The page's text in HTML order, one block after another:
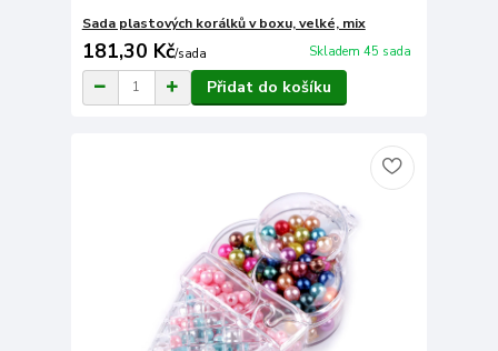
Sada plastových korálků v boxu, velké, mix
181,30 Kč/sada Skladem 45 sada
Přidat do košíku